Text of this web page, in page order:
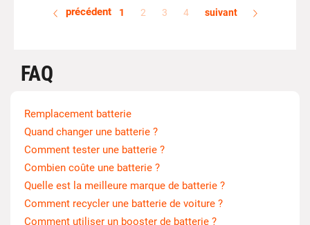
précédent 1 2 3 4 suivant
FAQ
Remplacement batterie
Quand changer une batterie ?
Comment tester une batterie ?
Combien coûte une batterie ?
Quelle est la meilleure marque de batterie ?
Comment recycler une batterie de voiture ?
Comment utiliser un booster de batterie ?